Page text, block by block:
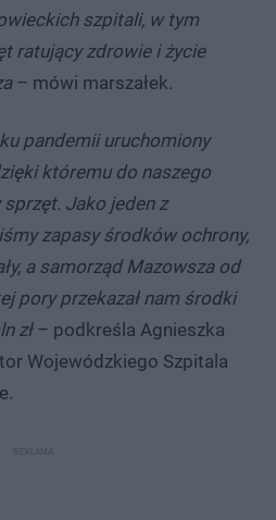
szpitali, w tym
ratujący zdrowie i życie
– mówi marszałek.
pandemii uruchomiony
któremu do naszego
Jako jeden z
zapasy środków ochrony,
a samorząd Mazowsza od
pory przekazał nam środki
zł– podkreśla Agnieszka
Wojewódzkiego Szpitala